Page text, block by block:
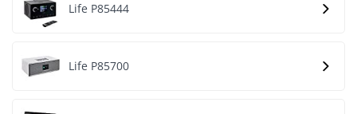
Life P85444
Life P85700